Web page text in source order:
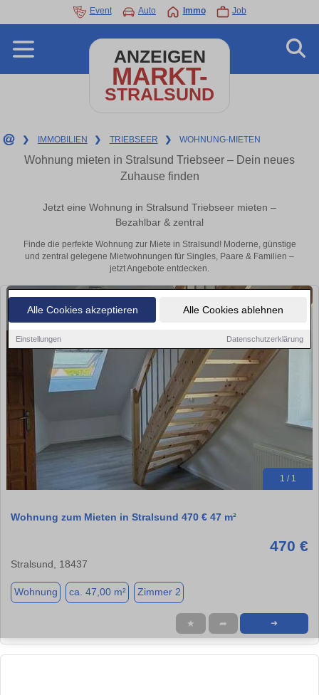
Alle Cookies akzeptieren Alle Cookies ablehnen
Einstellungen Datenschutzerklärung
Event Auto Immo Job
ANZEIGEN
MARKT-
STRALSUND
❯ IMMOBILIEN ❯ TRIEBSEER ❯ WOHNUNG-MIETEN
Wohnung mieten in Stralsund Triebseer – Dein neues
Zuhause finden
Jetzt eine Wohnung in Stralsund Triebseer mieten –
Bezahlbar & zentral
Finde die perfekte Wohnung zur Miete in Stralsund! Moderne, günstige
und zentral gelegene Mietwohnungen für Singles, Paare & Familien –
jetzt Angebote entdecken.
1 / 1
Wohnung zum Mieten in Stralsund 470 € 47 m²
470 €
Stralsund, 18437
Wohnung ca. 47,00 m² Zimmer 2
★ ➦ ➜